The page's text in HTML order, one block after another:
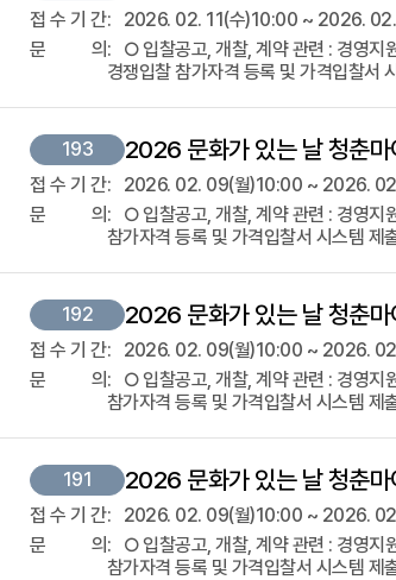
접 수 기 간
2026. 02. 11(수)10:00 ~ 2026.
문
의
○ 입찰공고, 개찰, 계약 관련 : 경영
경쟁입찰 참가자격 등록 및 가격입찰
193 2026 문화가 있는 날 청춘마
접 수 기 간
2026. 02. 09(월)10:00 ~ 2026.
문
의
○ 입찰공고, 개찰, 계약 관련 : 경영
참가자격 등록 및 가격입찰서 시스템
192 2026 문화가 있는 날 청춘마
접 수 기 간
2026. 02. 09(월)10:00 ~ 2026.
문
의
○ 입찰공고, 개찰, 계약 관련 : 경영
참가자격 등록 및 가격입찰서 시스템
191 2026 문화가 있는 날 청춘마
접 수 기 간
2026. 02. 09(월)10:00 ~ 2026.
문
의
○ 입찰공고, 개찰, 계약 관련 : 경영
참가자격 등록 및 가격입찰서 시스템